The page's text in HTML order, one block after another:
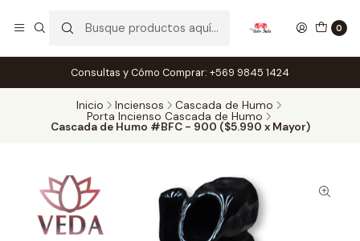
0
Consultas y Cómo Comprar: +569 9845 1424
Inicio Inciensos
Cascada de Humo
Porta Incienso Cascada de Humo
Cascada de Humo #BFC - 900 ($5.990 x Mayor)